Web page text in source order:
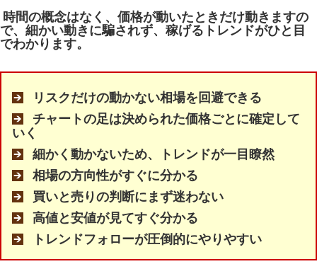
時間の概念はなく、価格が動いたときだけ動きますの
で、細かい動きに騙されず、稼げるトレンドがひと目
でわかります。
リスクだけの動かない相場を回避できる
チャートの足は決められた価格ごとに確定して
いく
細かく動かないため、トレンドが一目瞭然
相場の方向性がすぐに分かる
買いと売りの判断にまず迷わない
高値と安値が見てすぐ分かる
トレンドフォローが圧倒的にやりやすい